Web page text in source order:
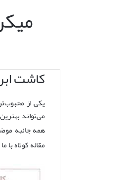
کاشت
یکی از
می‌تواند
همه جانبه
مقاله کوتاه با